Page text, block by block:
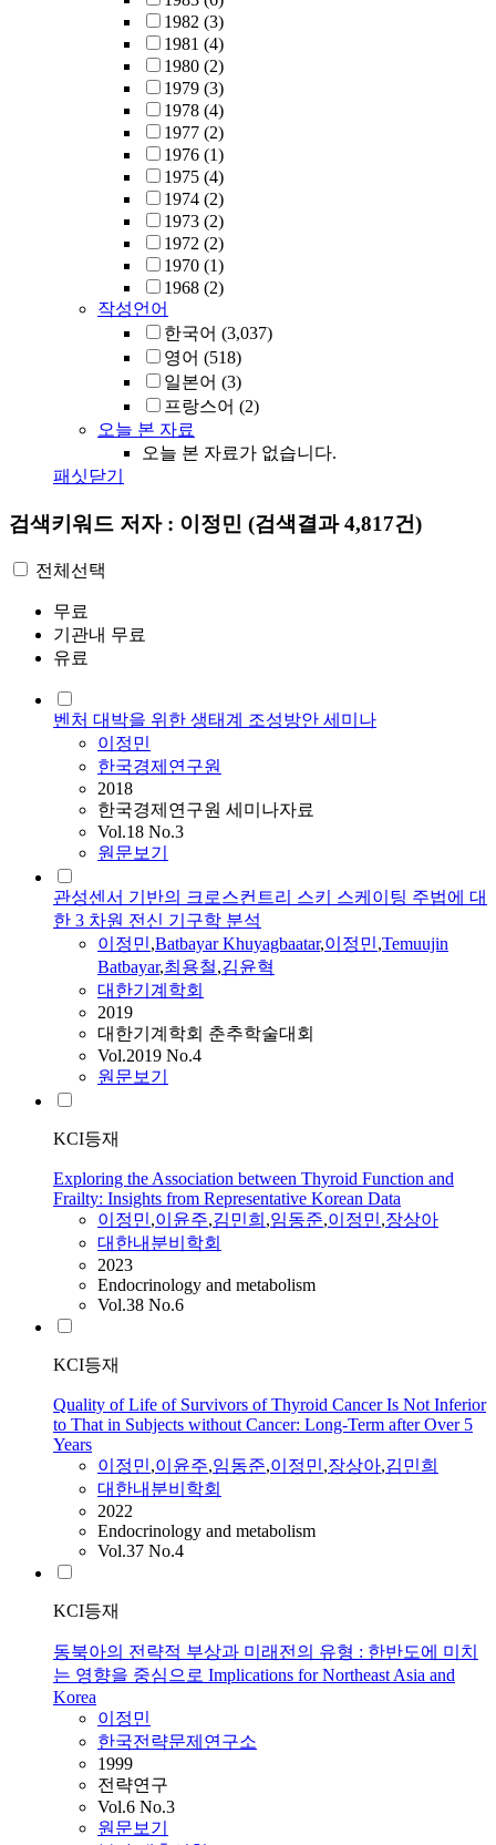
1982 (3)
1981 (4)
1980 (2)
1979 (3)
1978 (4)
1977 (2)
1976 (1)
1975 (4)
1974 (2)
1973 (2)
1972 (2)
1970 (1)
1968 (2)
작성언어
한국어 (3,037)
영어 (518)
일본어 (3)
프랑스어 (2)
오늘 본 자료
오늘 본 자료가 없습니다.
패싯닫기
검색키워드 저자 : 이정민 (검색결과 4,817건)
전체선택
무료
기관내 무료
유료
벤처 대박을 위한 생태계 조성방안 세미나
이정민
한국경제연구원
2018
한국경제연구원 세미나자료
Vol.18 No.3
원문보기
관성센서 기반의 크로스컨트리 스키 스케이팅 주법에 대
한 3 차원 전신 기구학 분석
이정민,Batbayar Khuyagbaatar,이정민,Temuujin
Batbayar,최용철,김윤혁
대한기계학회
2019
대한기계학회 춘추학술대회
Vol.2019 No.4
원문보기
KCI등재
Exploring the Association between Thyroid Function and
Frailty: Insights from Representative Korean Data
이정민,이윤주,김민희 ,임동준,이정민,장상아
대한내분비학회
2023
Endocrinology and metabolism
Vol.38 No.6
KCI등재
Quality of Life of Survivors of Thyroid Cancer Is Not Inferior
to That in Subjects without Cancer: Long-Term after Over 5
Years
이정민,이윤주,임동준,이정민,장상아,김민희
대한내분비학회
2022
Endocrinology and metabolism
Vol.37 No.4
KCI등재
동북아의 전략적 부상과 미래전의 유형 : 한반도에 미치
는 영향을 중심으로 Implications for Northeast Asia and
Korea
이정민
한국전략문제연구소
1999
전략연구
Vol.6 No.3
원문보기